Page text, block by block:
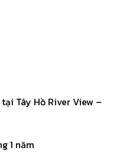
Tây Hồ River View –
1 năm